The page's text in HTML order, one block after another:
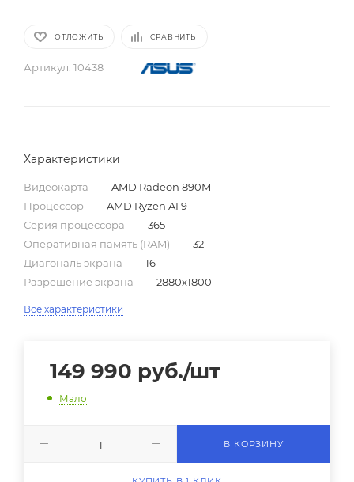
ОТЛОЖИТЬ СРАВНИТЬ
Артикул: 10438
Характеристики
Видеокарта — AMD Radeon 890M
Процессор — AMD Ryzen AI 9
Серия процессора — 365
Оперативная память (RAM) — 32
Диагональ экрана — 16
Разрешение экрана — 2880x1800
Все характеристики
149 990 руб./шт
Мало
В КОРЗИНУ